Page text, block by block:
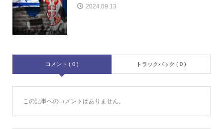
2024.09.13
コメント ( 0 ) トラックバック ( 0 )
この記事へのコメントはありません。